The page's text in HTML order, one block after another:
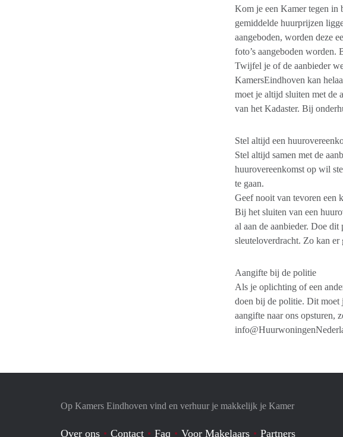
Kom je een Kamer tegen in
gemiddelde huurprijzen
aangeboden, worden deze
foto’s aangeboden
Twijfel je of de aanbieder
KamersEindhoven kan
moet je altijd sluiten met de
van het Kadaster. Bij
Stel altijd een
Stel altijd samen met de
huurovereenkomst op wil
te gaan.
Geef nooit van tevoren een
Bij het sluiten van een
al aan de aanbieder. Doe
sleuteloverdracht. Zo kan
Aangifte bij de politie
Als je oplichting of een
doen bij de politie. Dit moet
aangifte naar ons opsturen,
Op Kamers Eindhoven vind en verhuur je makkelijk je Kamer
Over ons Contact Faq Voor Makelaars Partners